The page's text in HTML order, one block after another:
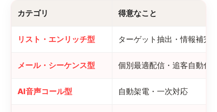
カテゴリ 得意なこと
リスト・エンリッチ型 ターゲット抽出・情報補完
メール・シーケンス型 個別最適配信・追客自動化
AI音声コール型 自動架電・一次対応